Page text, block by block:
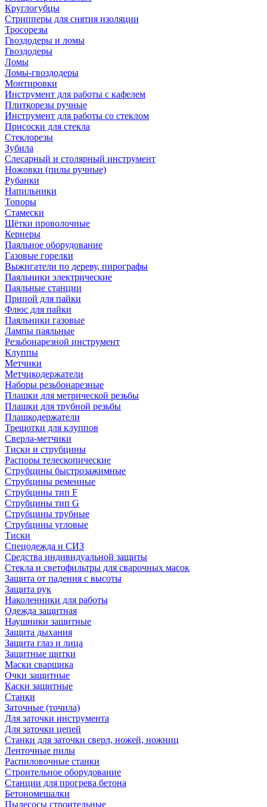
Круглогубцы
Стрипперы для снятия изоляции
Тросорезы
Гвоздодеры и ломы
Гвоздодеры
Ломы
Ломы-гвоздодеры
Монтировки
Инструмент для работы с кафелем
Плиткорезы ручные
Инструмент для работы со стеклом
Присоски для стекла
Стеклорезы
Зубила
Слесарный и столярный инструмент
Ножовки (пилы ручные)
Рубанки
Напильники
Топоры
Стамески
Щётки проволочные
Кернеры
Паяльное оборудование
Газовые горелки
Выжигатели по дереву, пирографы
Паяльники электрические
Паяльные станции
Припой для пайки
Флюс для пайки
Паяльники газовые
Лампы паяльные
Резьбонарезной инструмент
Клуппы
Метчики
Метчикодержатели
Наборы резьбонарезные
Плашки для метрической резьбы
Плашки для трубной резьбы
Плашкодержатели
Трещотки для клуппов
Сверла-метчики
Тиски и струбцины
Распоры телескопические
Струбцины быстрозажимные
Струбцины ременные
Струбцины тип F
Струбцины тип G
Струбцины трубные
Струбцины угловые
Тиски
Спецодежда и СИЗ
Средства индивидуальной защиты
Стекла и светофильтры для сварочных масок
Защита от падения с высоты
Защита рук
Наколенники для работы
Одежда защитная
Наушники защитные
Защита дыхания
Защита глаз и лица
Защитные щитки
Маски сварщика
Очки защитные
Каски защитные
Станки
Заточные (точила)
Для заточки инструмента
Для заточки цепей
Станки для заточки сверл, ножей, ножниц
Ленточные пилы
Распиловочные станки
Строительное оборудование
Станции для прогрева бетона
Бетономешалки
Пылесосы строительные